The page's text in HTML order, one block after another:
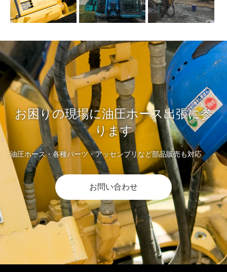
お困りの現場に油圧ホース出張に参
ります
油圧ホース・各種パーツ・アッセンブリなど部品販売も対応
お問い合わせ